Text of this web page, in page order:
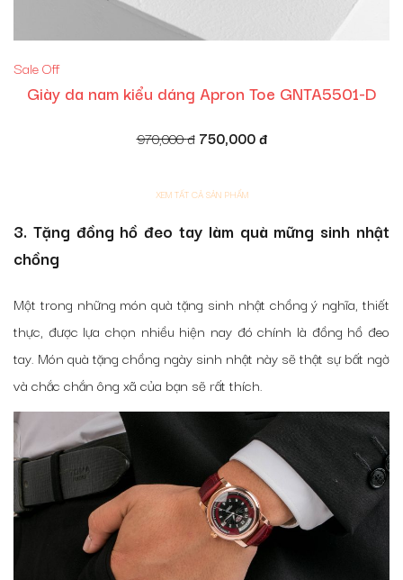
Sale Off
Giày da nam kiểu dáng Apron Toe GNTA5501-D
970,000đ Giá
là:
750,000đGiá
750,000 đ.
XEM TẤT CẢ SẢN PHẨM
3. Tặng đồng hồ đeo tay làm quà mững sinh nhật
chồng
Một trong những món quà tặng sinh nhật chồng ý nghĩa, thiết
thực, được lựa chọn nhiều hiện nay đó chính là đồng hồ đeo
tay. Món quà tặng chồng ngày sinh nhật này sẽ thật sự bất ngờ
và chắc chắn ông xã của bạn sẽ rất thích.